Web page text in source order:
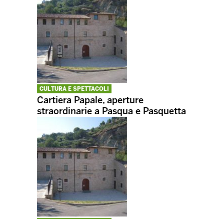
CULTURA E SPETTACOLI
Cartiera Papale, aperture
straordinarie a Pasqua e Pasquetta